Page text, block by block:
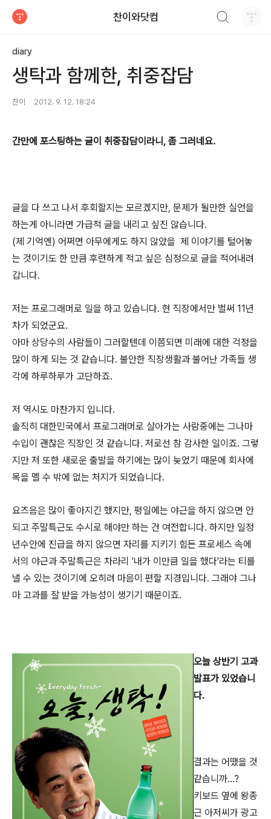
찬이와닷컴
diary
생탁과 함께한, 취중잡담
찬이 2012. 9. 12. 18:24
간만에 포스팅하는 글이 취중잡담이라니, 좀 그러네요.
글을 다 쓰고 나서 후회할지는 모르겠지만, 문제가 될만한 실언을
하는게 아니라면 가급적 글을 내리고 싶진 않습니다.
(제 기억엔) 어쩌면 아무에게도 하지 않았을 제 이야기를 털어놓
는 것이기도 한 만큼 후련하게 적고 싶은 심정으로 글을 적어내려
갑니다.
저는 프로그래머로 일을 하고 있습니다. 현 직장에서만 벌써 11년
차가 되었군요.
아마 상당수의 사람들이 그러할텐데 이쯤되면 미래에 대한 걱정을
많이 하게 되는 것 같습니다. 불안한 직장생활과 불어난 가족들 생
각에 하루하루가 고단하죠.
저 역시도 마찬가지 입니다.
솔직히 대한민국에서 프로그래머로 살아가는 사람중에는 그나마
수입이 괜찮은 직장인 것 같습니다. 저로선 참 감사한 일이죠. 그렇
지만 저 또한 새로운 출발을 하기에는 많이 늦었기 때문에 회사에
목을 멜 수 밖에 없는 처지가 되었습니다.
요즈음은 많이 좋아지긴 했지만, 평일에는 야근을 하지 않으면 안
되고 주말특근도 수시로 해야만 하는 건 여전합니다. 하지만 일정
년수안에 진급을 하지 않으면 자리를 지키기 힘든 프로세스 속에
서의 야근과 주말특근은 차라리 '내가 이만큼 일을 했다'라는 티를
낼 수 있는 것이기에 오히려 마음이 편할 지경입니다. 그래야 그나
마 고과를 잘 받을 가능성이 생기기 때문이죠.
오늘 상반기 고과
발표가 있었습니
다.
결과는 어땠을 것
같습니까...?
키보드 옆에 왕종
근 아저씨가 광고